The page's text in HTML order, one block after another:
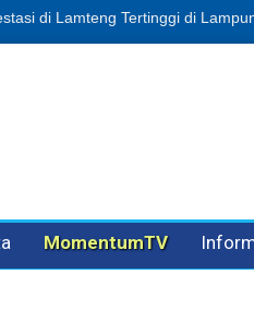
Pembantu DLH Divonis 5
MomentumTV